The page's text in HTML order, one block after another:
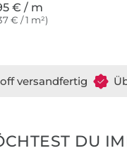
€ / m
€ / 1 m²)
versandfertig
DU